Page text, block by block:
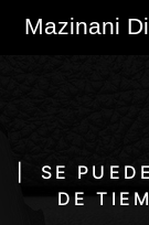
SE
DE